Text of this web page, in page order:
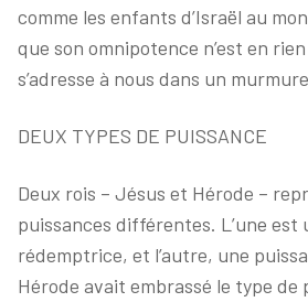
comme les enfants d’Israël au
que son omnipotence n’est en
s’adresse à nous dans un
DEUX TYPES DE PUISSANCE
Deux rois – Jésus et Hérode –
puissances différentes. L’une est
rédemptrice, et l’autre, une
Hérode avait embrassé le type de